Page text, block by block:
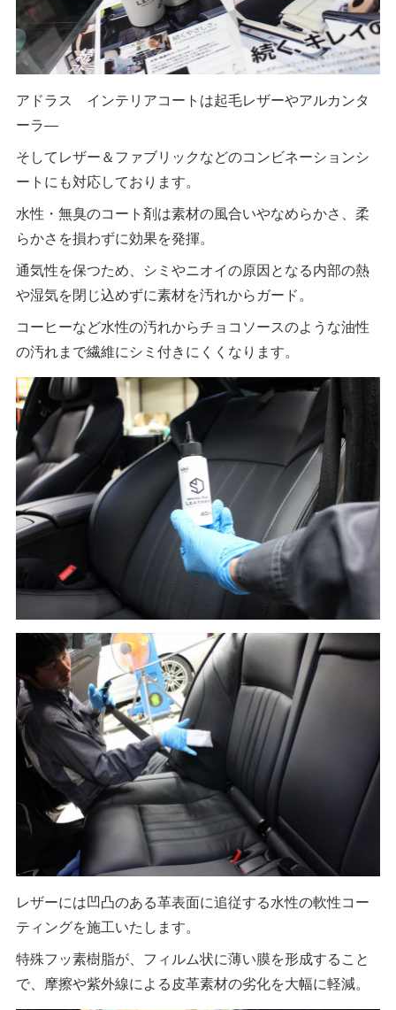
アドラス インテリアコートは起毛レザーやアルカンタ
ーラ―
そしてレザー＆ファブリックなどのコンビネーションシ
ートにも対応しております。
水性・無臭のコート剤は素材の風合いやなめらかさ、柔
らかさを損わずに効果を発揮。
通気性を保つため、シミやニオイの原因となる内部の熱
や湿気を閉じ込めずに素材を汚れからガード。
コーヒーなど水性の汚れからチョコソースのような油性
の汚れまで繊維にシミ付きにくくなります。
レザーには凹凸のある革表面に追従する水性の軟性コー
ティングを施工いたします。
特殊フッ素樹脂が、フィルム状に薄い膜を形成すること
で、摩擦や紫外線による皮革素材の劣化を大幅に軽減。